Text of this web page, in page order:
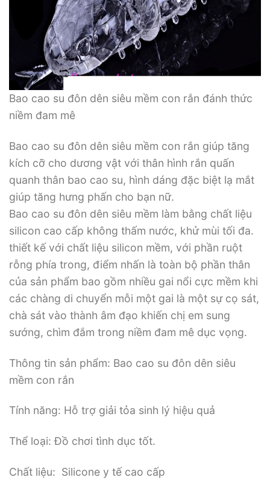
Bao cao su đôn dên siêu mềm con rắn đánh thức
niềm đam mê
Bao cao su đôn dên siêu mềm con rắn giúp tăng
kích cỡ cho dương vật với thân hình rắn quấn
quanh thân bao cao su, hình dáng đặc biệt lạ mắt
giúp tăng hưng phấn cho bạn nữ.
Bao cao su đôn dên siêu mềm làm bằng chất liệu
silicon cao cấp không thấm nước, khử mùi tối đa.
thiết kế với chất liệu silicon mềm, với phần ruột
rỗng phía trong, điểm nhấn là toàn bộ phần thân
của sản phẩm bao gồm nhiều gai nổi cực mềm khi
các chàng di chuyển mỗi một gai là một sự cọ sát,
chà sát vào thành âm đạo khiến chị em sung
sướng, chìm đắm trong niềm đam mê dục vọng.
Thông tin sản phẩm: Bao cao su đôn dên siêu
mềm con rắn
Tính năng: Hỗ trợ giải tỏa sinh lý hiệu quả
Thể loại: Đồ chơi tình dục tốt.
Chất liệu: Silicone y tế cao cấp